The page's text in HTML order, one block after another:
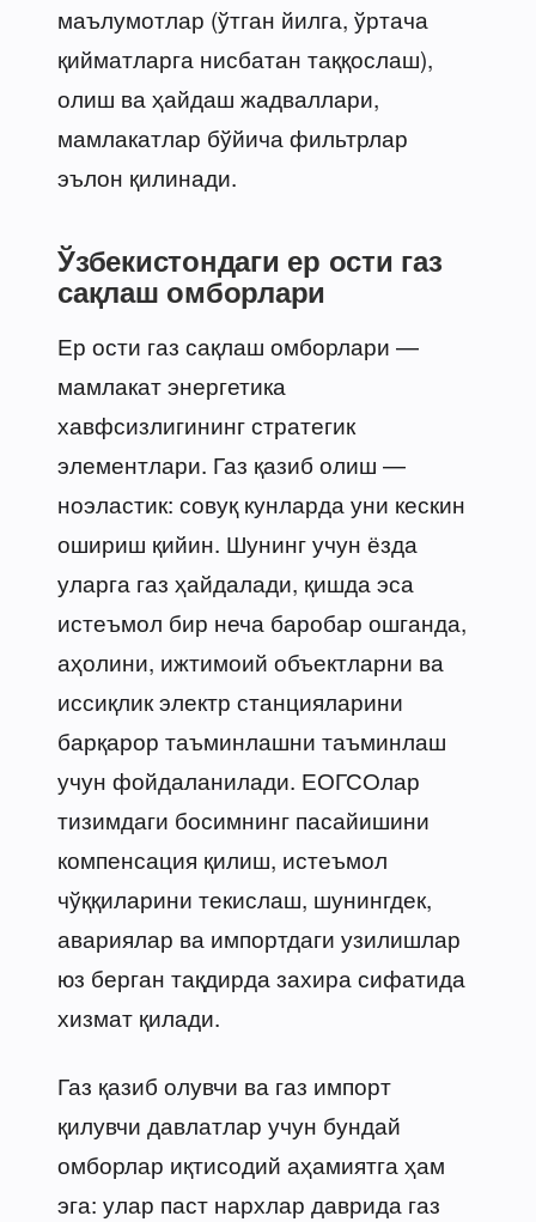
маълумотлар (ўтган йилга, ўртача
қийматларга нисбатан таққослаш),
олиш ва ҳайдаш жадваллари,
мамлакатлар бўйича фильтрлар
эълон қилинади.
Ўзбекистондаги ер ости газ
сақлаш омборлари
Ер ости газ сақлаш омборлари —
мамлакат энергетика
хавфсизлигининг стратегик
элементлари. Газ қазиб олиш —
ноэластик: совуқ кунларда уни кескин
ошириш қийин. Шунинг учун ёзда
уларга газ ҳайдалади, қишда эса
истеъмол бир неча баробар ошганда,
аҳолини, ижтимоий объектларни ва
иссиқлик электр станцияларини
барқарор таъминлашни таъминлаш
учун фойдаланилади. ЕОГСОлар
тизимдаги босимнинг пасайишини
компенсация қилиш, истеъмол
чўққиларини текислаш, шунингдек,
авариялар ва импортдаги узилишлар
юз берган тақдирда захира сифатида
хизмат қилади.
Газ қазиб олувчи ва газ импорт
қилувчи давлатлар учун бундай
омборлар иқтисодий аҳамиятга ҳам
эга: улар паст нархлар даврида газ